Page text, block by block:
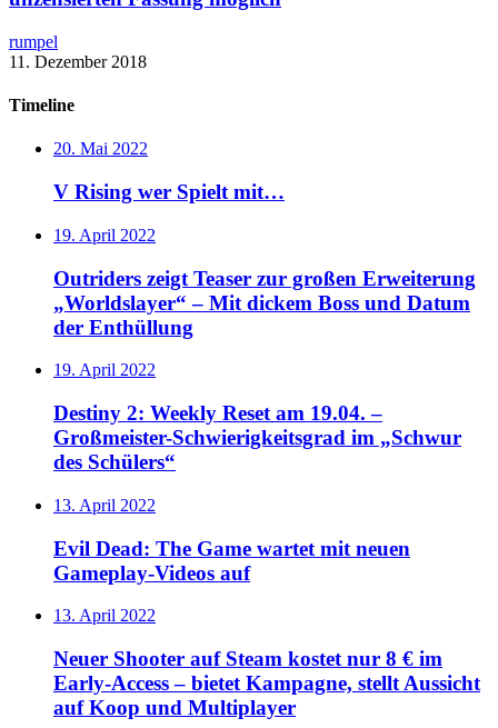
rumpel
11. Dezember 2018
Timeline
20. Mai 2022
V Rising wer Spielt mit…
19. April 2022
Outriders zeigt Teaser zur großen Erweiterung
„Worldslayer“ – Mit dickem Boss und Datum
der Enthüllung
19. April 2022
Destiny 2: Weekly Reset am 19.04. –
Großmeister-Schwierigkeitsgrad im „Schwur
des Schülers“
13. April 2022
Evil Dead: The Game wartet mit neuen
Gameplay-Videos auf
13. April 2022
Neuer Shooter auf Steam kostet nur 8 € im
Early-Access – bietet Kampagne, stellt Aussicht
auf Koop und Multiplayer